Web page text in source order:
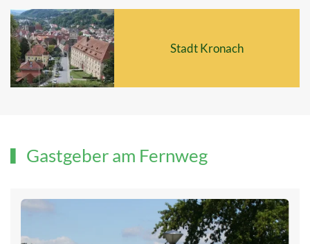
Stadt Kronach
Gastgeber am Fernweg